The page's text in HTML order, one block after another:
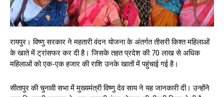
रायपुर। विष्णु सरकार ने महतारी वंदन योजना के अंतर्गत तीसरी किश्त महिलाओं
के खाते में ट्रांसफर कर दी है। जिसके तहत प्रदेश की 70 लाख से अधिक
महिलाओं को एक-एक हजार की राशि उनके खातों में पहुंचाई गई है।
सीतापुर की चुनावी सभा में मुख्यमंत्री विष्णु देव साय ने यह जानकारी दी। उन्होंने